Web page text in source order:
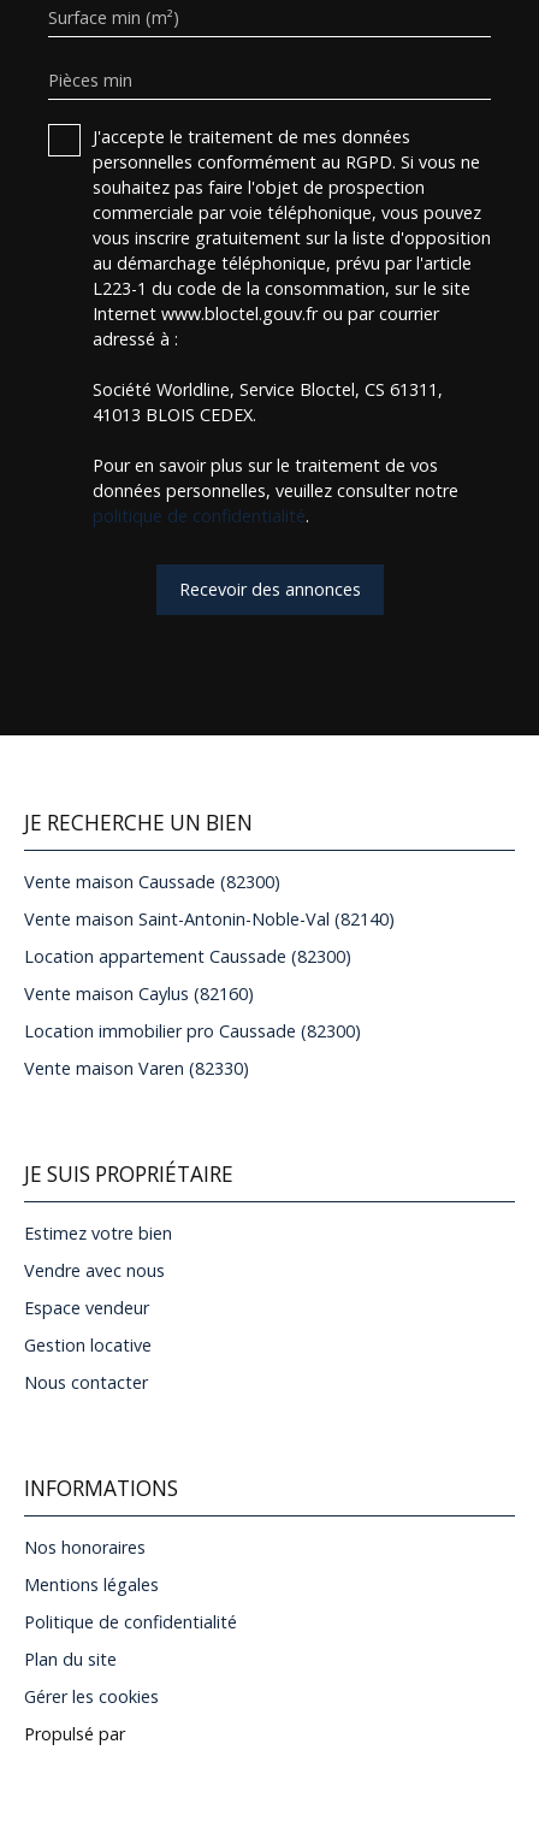
Surface min (m²)
Pièces min
J'accepte le traitement de mes données
personnelles conformément au RGPD. Si vous ne
souhaitez pas faire l'objet de prospection
commerciale par voie téléphonique, vous pouvez
vous inscrire gratuitement sur la liste d'opposition
au démarchage téléphonique, prévu par l'article
L223-1 du code de la consommation, sur le site
Internet www.bloctel.gouv.fr ou par courrier
adressé à :
Société Worldline, Service Bloctel, CS 61311,
41013 BLOIS CEDEX.
Pour en savoir plus sur le traitement de vos
données personnelles, veuillez consulter notre
politique de confidentialité.
Recevoir des annonces
JE RECHERCHE UN BIEN
Vente maison Caussade (82300)
Vente maison Saint-Antonin-Noble-Val (82140)
Location appartement Caussade (82300)
Vente maison Caylus (82160)
Location immobilier pro Caussade (82300)
Vente maison Varen (82330)
JE SUIS PROPRIÉTAIRE
Estimez votre bien
Vendre avec nous
Espace vendeur
Gestion locative
Nous contacter
INFORMATIONS
Nos honoraires
Mentions légales
Politique de confidentialité
Plan du site
Gérer les cookies
Propulsé par